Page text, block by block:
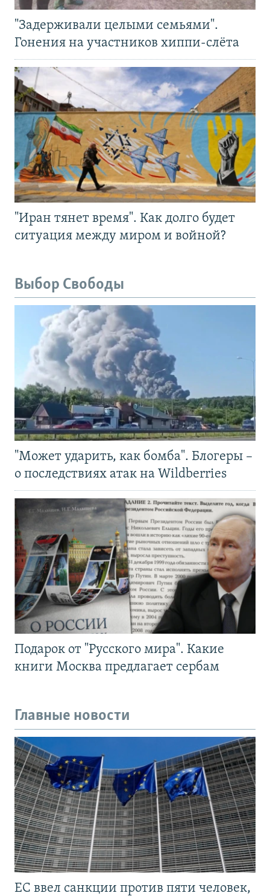
"Задерживали целыми семьями".
Гонения на участников хиппи-слёта
"Иран тянет время". Как долго будет
ситуация между миром и войной?
Выбор Свободы
"Может ударить, как бомба". Блогеры –
о последствиях атак на Wildberries
Подарок от "Русского мира". Какие
книги Москва предлагает сербам
Главные новости
ЕС ввел санкции против пяти человек,